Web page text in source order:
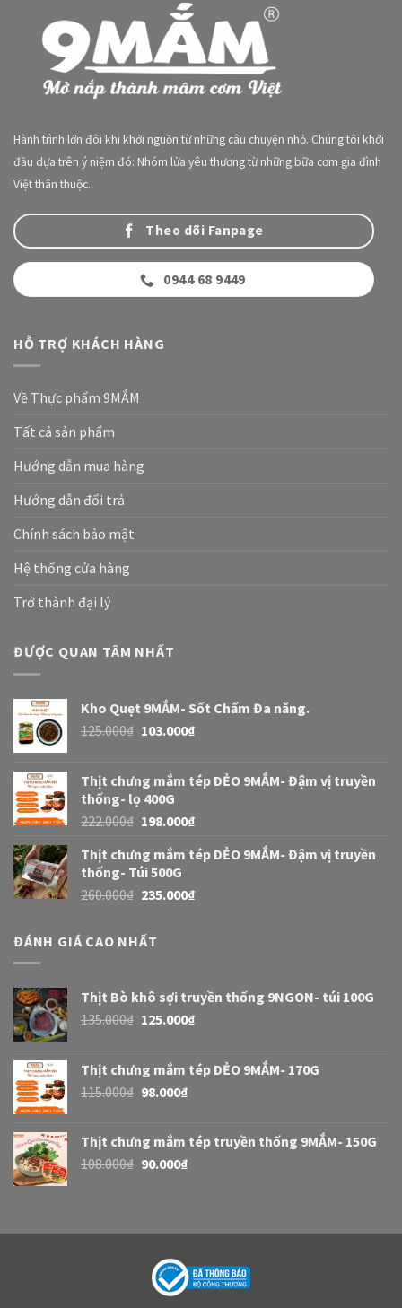
Hành trình lớn đôi khi khởi nguồn từ những câu chuyện nhỏ. Chúng tôi khởi
đầu dựa trên ý niệm đó: Nhóm lửa yêu thương từ những bữa cơm gia đình
Việt thân thuộc.
Theo dõi Fanpage
0944 68 9449
HỖ TRỢ KHÁCH HÀNG
Về Thực phẩm 9MẮM
Tất cả sản phẩm
Hướng dẫn mua hàng
Hướng dẫn đổi trả
Chính sách bảo mật
Hệ thống cửa hàng
Trở thành đại lý
ĐƯỢC QUAN TÂM NHẤT
Kho Quẹt 9MẮM- Sốt Chấm Đa năng.
125.000₫ 103.000₫
Thịt chưng mắm tép DẺO 9MẮM- Đậm vị truyền
thống- lọ 400G
222.000₫ 198.000₫
Thịt chưng mắm tép DẺO 9MẮM- Đậm vị truyền
thống- Túi 500G
260.000₫ 235.000₫
ĐÁNH GIÁ CAO NHẤT
Thịt Bò khô sợi truyền thống 9NGON- túi 100G
135.000₫ 125.000₫
Thịt chưng mắm tép DẺO 9MẮM- 170G
115.000₫ 98.000₫
Thịt chưng mắm tép truyền thống 9MẮM- 150G
108.000₫ 90.000₫